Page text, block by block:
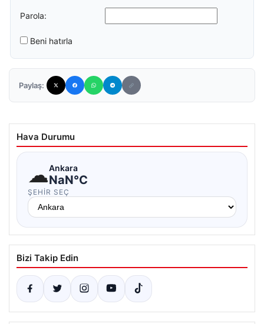
Parola:
Beni hatırla
Paylaş:
Hava Durumu
☁Ankara
NaN°C
ŞEHIR SEÇ
Bizi Takip Edin